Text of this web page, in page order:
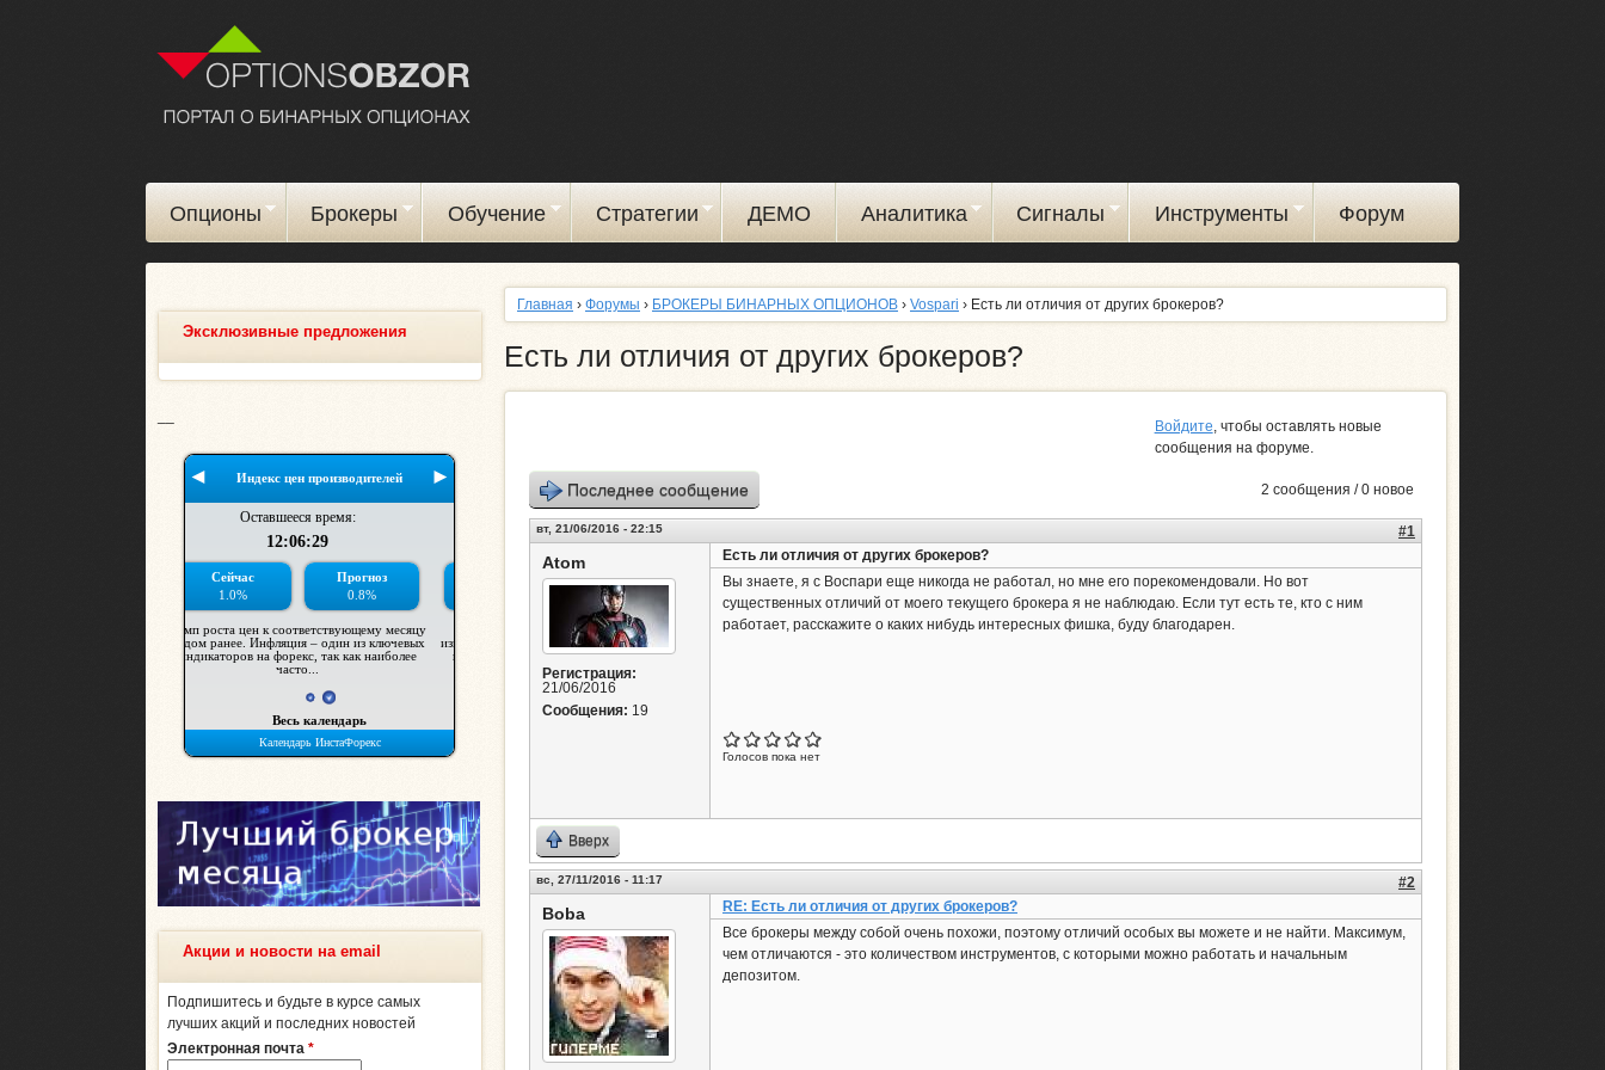
Опционы Брокеры Обучение Стратегии ДЕМО Аналитика Сигналы Инструменты Форум
Главная › Форумы › БРОКЕРЫ БИНАРНЫХ ОПЦИОНОВ › Vospari › Есть ли отличия от других брокеров?
Есть ли отличия от других брокеров?
Войдите, чтобы оставлять новые
сообщения на форуме.
2 сообщения / 0 новое
Последнее сообщение
вт, 21/06/2016 - 22:15 #1
Atom
Регистрация:
21/06/2016
Сообщения: 19
Есть ли отличия от других брокеров?
Вы знаете, я с Воспари еще никогда не работал, но мне его порекомендовали. Но вот
существенных отличий от моего текущего брокера я не наблюдаю. Если тут есть те, кто с ним
работает, расскажите о каких нибудь интересных фишка, буду благодарен.
Голосов пока нет
Вверх
вс, 27/11/2016 - 11:17 #2
Boba
RE: Есть ли отличия от других брокеров?
Все брокеры между собой очень похожи, поэтому отличий особых вы можете и не найти. Максимум,
чем отличаются - это количеством инструментов, с которыми можно работать и начальным
депозитом.
Эксклюзивные предложения
Акции и новости на email
Подпишитесь и будьте в курсе самых
лучших акций и последних новостей
Электронная почта *